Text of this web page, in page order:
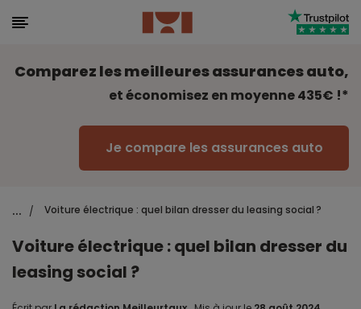
Comparez les meilleures assurances auto,
et économisez en moyenne 435€ !*
Je compare les assurances auto
... / Voiture électrique : quel bilan dresser du leasing social ?
Voiture électrique : quel bilan dresser du
leasing social ?